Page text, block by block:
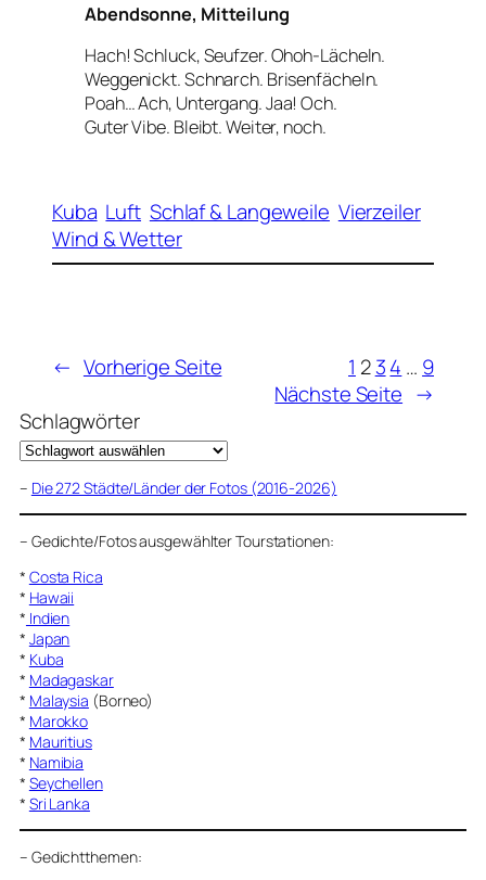
Abendsonne, Mitteilung
Hach! Schluck, Seufzer. Ohoh-Lächeln.
Weggenickt. Schnarch. Brisenfächeln.
Poah… Ach, Untergang. Jaa! Och.
Guter Vibe. Bleibt. Weiter, noch.
Kuba Luft Schlaf & Langeweile Vierzeiler
Wind & Wetter
← Vorherige Seite 1 2 34 … 9
Nächste Seite →
Schlagwörter
– Die 272 Städte/Länder der Fotos (2016-2026)
– Gedichte/Fotos ausgewählter Tourstationen:
* Costa Rica
* Hawaii
* Indien
* Japan
* Kuba
* Madagaskar
* Malaysia (Borneo)
* Marokko
* Mauritius
* Namibia
* Seychellen
* Sri Lanka
– Gedichtthemen: